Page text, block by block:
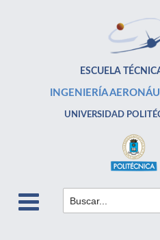
ESCUELA
INGENIERÍA
UNIVERSIDAD